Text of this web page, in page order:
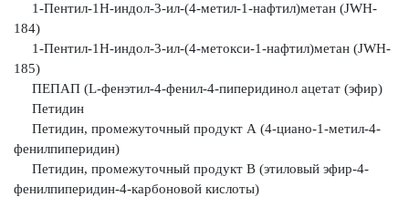
1-Пентил-1Н-индол-3-ил-(4-метил-1-нафтил)метан (JWH-
184)
1-Пентил-1Н-индол-3-ил-(4-метокси-1-нафтил)метан (JWH-
185)
ПЕПАП (L-фенэтил-4-фенил-4-пиперидинол ацетат (эфир)
Петидин
Петидин, промежуточный продукт А (4-циано-1-метил-4-
фенилпиперидин)
Петидин, промежуточный продукт В (этиловый эфир-4-
фенилпиперидин-4-карбоновой кислоты)